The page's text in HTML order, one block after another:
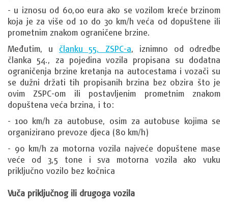
- u iznosu od 60,00 eura ako se vozilom kreće brzinom
koja je za više od 10 do 30 km/h veća od dopuštene ili
prometnim znakom ograničene brzine.
Međutim, u članku 55. ZSPC-a, iznimno od odredbe
članka 54., za pojedina vozila propisana su dodatna
ograničenja brzine kretanja na autocestama i vozači su
se dužni držati tih propisanih brzina bez obzira što je
ovim ZSPC-om ili postavljenim prometnim znakom
dopuštena veća brzina, i to:
- 100 km/h za autobuse, osim za autobuse kojima se
organizirano prevoze djeca (80 km/h)
- 90 km/h za motorna vozila najveće dopuštene mase
veće od 3,5 tone i sva motorna vozila ako vuku
priključno vozilo bez kočnica
Vuča priključnog ili drugoga vozila